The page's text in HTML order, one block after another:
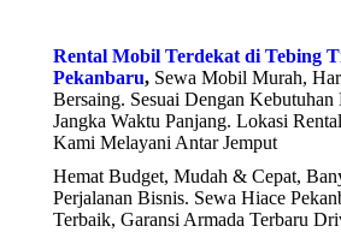
Rental Mobil Terdekat di Tebing
Pekanbaru, Sewa Mobil Murah,
Bersaing. Sesuai Dengan
Jangka Waktu Panjang. Lokasi
Kami Melayani Antar Jemput
Hemat Budget, Mudah & Cepat,
Perjalanan Bisnis. Sewa Hiace
Terbaik, Garansi Armada Terbaru